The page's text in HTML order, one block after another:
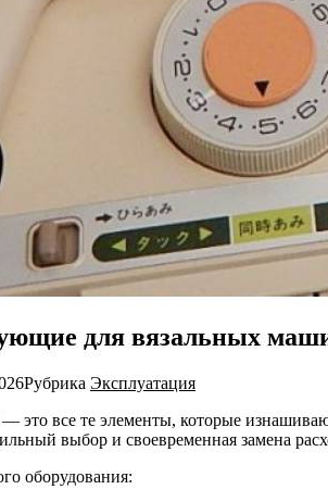
для вязальных
Рубрика Эксплуатация
это все те элементы, которые
выбор и своевременная замена
оборудования: